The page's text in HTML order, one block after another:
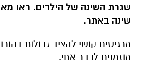
שגרת השינה של הילדים. ראו
שינה באתר.
מרגישים קושי להציב גבולות
מוזמנים לדבר אתי.